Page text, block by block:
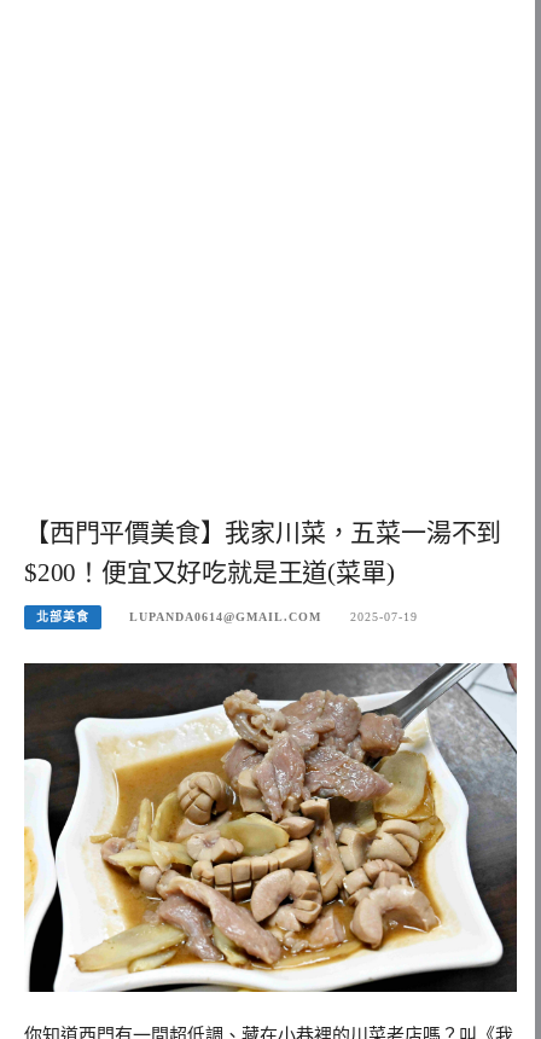
【西門平價美食】我家川菜，五菜一湯不到
$200！便宜又好吃就是王道(菜單)
北部美食 LUPANDA0614@GMAIL.COM 2025-07-19